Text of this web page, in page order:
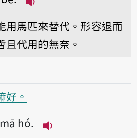
用馬匹來替代。形容退而
且代用的無奈。
好。
hó.